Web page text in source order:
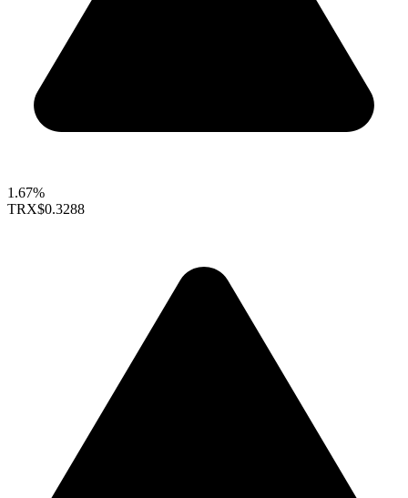
1.67%
TRX$0.3288